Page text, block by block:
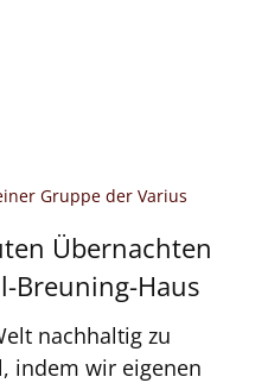
Gruppe der Varius
Übernachten
Breuning-Haus
nachhaltig zu
indem wir eigenen